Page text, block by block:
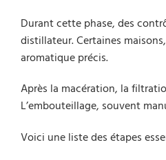
Durant cette phase, des
distillateur. Certaines
aromatique précis.
Après la macération, la
L’embouteillage, souvent
Voici une liste des étapes